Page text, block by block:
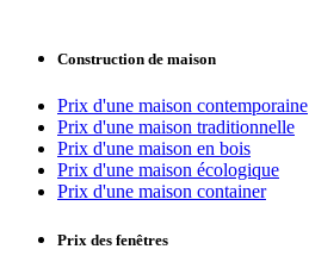
Construction de maison
Prix d'une maison contemporaine
Prix d'une maison traditionnelle
Prix d'une maison en bois
Prix d'une maison écologique
Prix d'une maison container
Prix des fenêtres